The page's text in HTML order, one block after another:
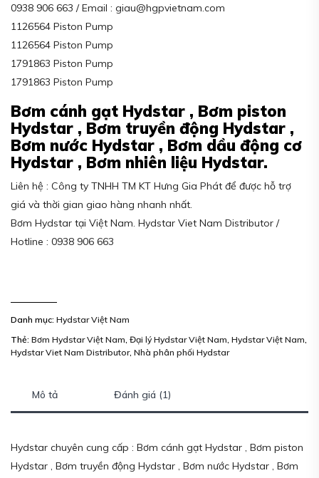
0938 906 663 / Email : giau@hgpvietnam.com
1126564 Piston Pump
1126564 Piston Pump
1791863 Piston Pump
1791863 Piston Pump
Bơm cánh gạt Hydstar , Bơm piston
Hydstar , Bơm truyền động Hydstar ,
Bơm nước Hydstar , Bơm dầu động cơ
Hydstar , Bơm nhiên liệu Hydstar.
Liên hệ : Công ty TNHH TM KT Hưng Gia Phát để được hỗ trợ
giá và thời gian giao hàng nhanh nhất.
Bơm Hydstar tại Việt Nam. Hydstar Viet Nam Distributor /
Hotline : 0938 906 663
Danh mục: Hydstar Việt Nam
Thẻ: Bơm Hydstar Việt Nam, Đại lý Hydstar Việt Nam, Hydstar Việt Nam,
Hydstar Viet Nam Distributor, Nhà phân phối Hydstar
Mô tả Đánh giá (1)
Hydstar chuyên cung cấp : Bơm cánh gạt Hydstar , Bơm piston
Hydstar , Bơm truyền động Hydstar , Bơm nước Hydstar , Bơm